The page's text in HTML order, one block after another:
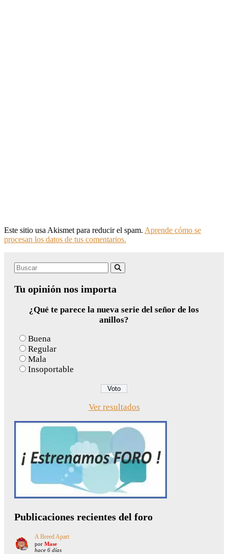
Este sitio usa Akismet para reducir el spam. Aprende cómo se
procesan los datos de tus comentarios.
Search
Tu opinión nos importa
¿Qué te parece la nueva serie del señor de los
anillos?
Buena
Regular
Mala
Insoportable
Ver resultados
Publicaciones recientes del foro
A Breed Apart
por Mase
hace 6 días